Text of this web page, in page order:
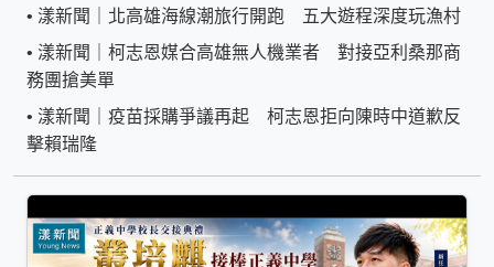
• 漾新聞｜北高雄海線潮旅行開跑 五大遊程深度玩漁村
• 漾新聞｜柯志恩媒合高雄無人機業者 對接亞利桑那商
務團搶美單
• 漾新聞｜疫苗採購爭議再起 柯志恩拒向陳時中道歉反
擊賴瑞隆